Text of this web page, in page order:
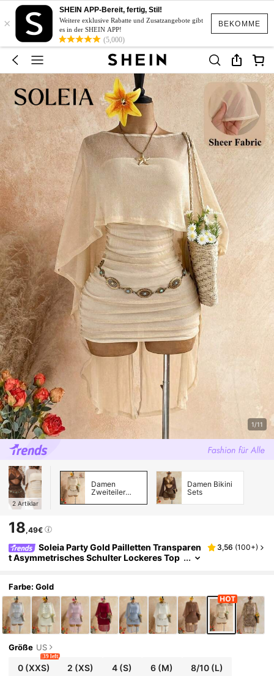
BEKOMME
×
SHEIN APP-Bereit, fertig, Stil!
Weitere exklusive Rabatte und Zusatzangebote gibt
es in der SHEIN APP!
(5,000)
1/11
2 Artiklar
Damen
Zweiteiler
Damen Bikini
Sets
18,49€
Soleia Party Gold Pailletten Transparen
t Asymmetrisches Schulter Lockeres Top
eiertag
3,56 (100+)
Farbe: Gold
Größe US
0(XXS)
39 left
2 (XS) 4 (S) 6 (M) 8/10 (L)